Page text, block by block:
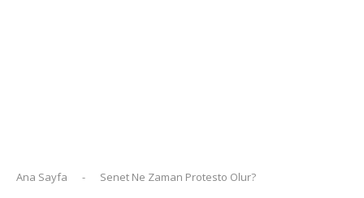
Ana Sayfa - Senet Ne Zaman Protesto Olur?